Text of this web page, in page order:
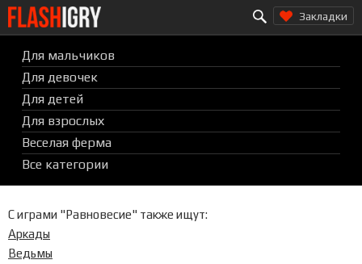
Перейти
содержимому
Search for:
Закладки
Для мальчиков
Для девочек
Для детей
Для взрослых
Веселая ферма
Все категории
С играми "Равновесие" также ищут:
Аркады
Ведьмы